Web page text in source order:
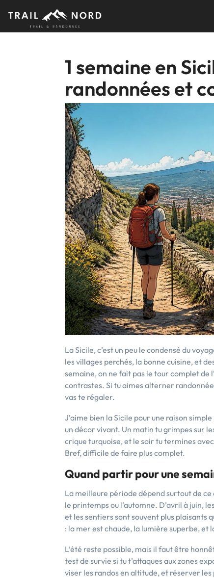
1 semaine en
randonnées et
La Sicile, c’est un peu le condensé du
les villages perchés, la bonne cuisine, et
semaine, on ne fait pas le tour complet de
contrastes. Si tu aimes alterner
vas te régaler.
J’aime bien la Sicile pour une raison
un décor vivant. Un matin tu grimpes sur
crique turquoise, et le soir tu termines
Bref, difficile de faire plus complet.
Quand partir pour une
La meilleure période dépend surtout de
le printemps ou l’automne. D’avril à juin,
et les sentiers sont souvent plus plaisants
: la mer est chaude, la lumière superbe, et
L’été reste possible, mais il faut être
test de survie si tu t’attaques aux zones
viser les randos en altitude, et réserver les